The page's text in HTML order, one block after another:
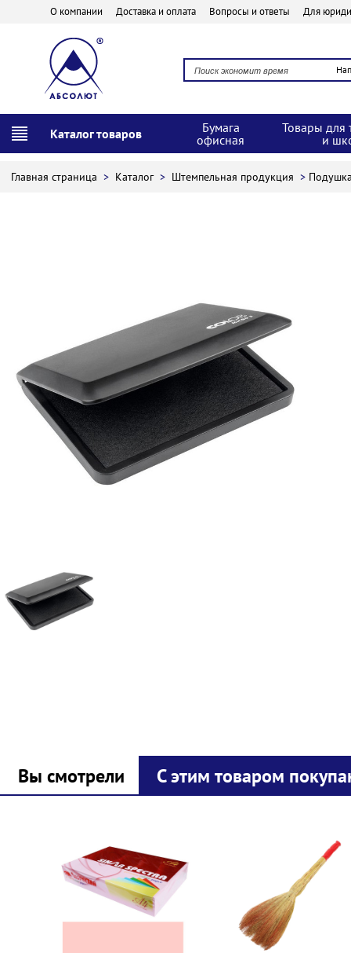
О компании Доставка и оплата Вопросы и ответы Для
Каталог товаров
Бумага
офисная
Товары для
и
Главная страница > Каталог > Штемпельная продукция >
Вы смотрели С этим товаром